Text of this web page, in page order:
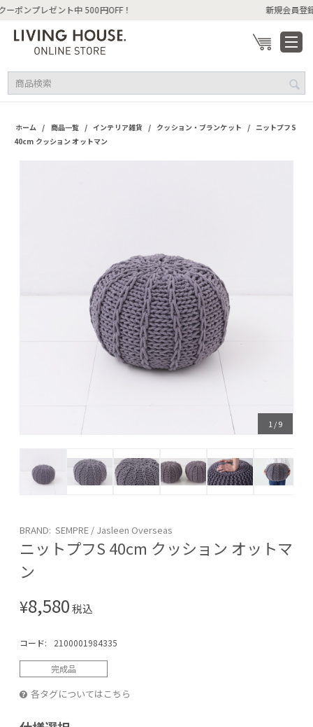
新規会員登録でクーポンプレゼント中 500円OFF！
ホーム / 商品一覧 / インテリア雑貨 / クッション・ブランケット /
ニットプフS
40cm クッション オットマン
1 /9
BRAND: SEMPRE / Jasleen Overseas
ニットプフS 40cm クッション オットマ
ン
¥8,580税込
コード: 2100001984335
完成品
各タグについてはこちら